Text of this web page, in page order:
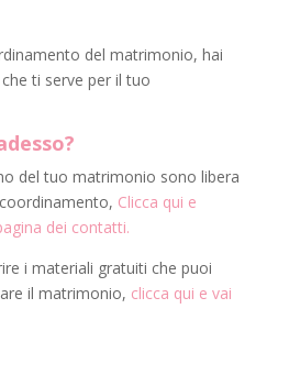
del matrimonio, hai
ti serve per il tuo
del tuo matrimonio sono libera
Clicca qui e
dei contatti.
i materiali gratuiti che puoi
il matrimonio, clicca qui e vai